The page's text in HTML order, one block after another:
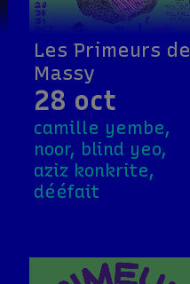
Les Primeurs de
Massy
28 oct
camille yembe,
noor, blind yeo,
aziz konkrite,
dééfait